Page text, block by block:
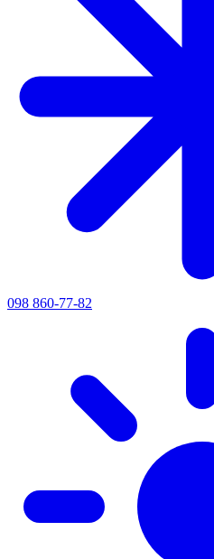
098 860-77-82